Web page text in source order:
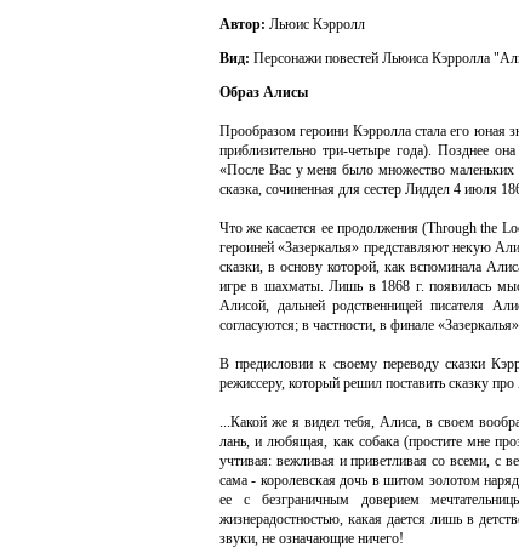
Автор: Льюис Кэрролл
Вид: Персонажи повестей Льюиса Кэрролла
Образ Алисы
Прообразом героини Кэрролла стала его юная
приблизительно три-четыре года). Позднее
«После Вас у меня было множество маленьких
сказка, сочиненная для сестер Лиддел 4 июля
Что же касается ее продолжения (Through the
героиней «Зазеркалья» представляют некую
сказки, в основу которой, как вспоминала
игре в шахматы. Лишь в 1868 г. появилась
Алисой, дальней родственницей писателя
согласуются; в частности, в финале
В предисловии к своему переводу сказки
режиссеру, который решил поставить сказку
...Какой же я видел тебя, Алиса, в своем
лань, и любящая, как собака (простите мне
учтивая: вежливая и приветливая со всеми,
сама - королевская дочь в шитом золотом
ее с безграничным доверием
жизнерадостностью, какая дается лишь в
звуки, не означающие ничего!